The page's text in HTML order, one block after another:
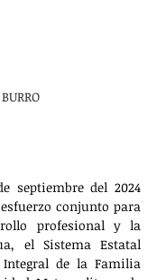
septiembre del 2024
esfuerzo conjunto para
profesional y la
el Sistema Estatal
de la Familia